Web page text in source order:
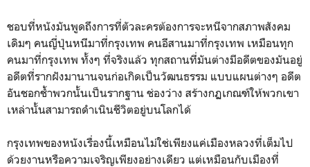
ชอบที่หนังมันพูดถึงการที่ตัวละครต้องการจะหนีจากสภาพสังคม
เดิมๆ คนญี่ปุ่นหนีมาที่กรุงเทพ คนอีสานมาที่กรุงเทพ เหมือนทุก
คนมาที่กรุงเทพ ทั้งๆ ที่จริงแล้ว ทุกสถานที่มันต่างมีอดีตของมันอยู่
อดีตที่รากฝังมานานจนก่อเกิดเป็นวัฒนธรรม แบบแผนต่างๆ อดีต
อันชอกช้ำพวกนั้นเป็นรากฐาน ช่องว่าง สร้างกฏเกณฑ์ให้พวกเขา
เหล่านั้นสามารถดำเนินชีวิตอยู่บนโลกได้
กรุงเทพของหนังเรื่องนี้เหมือนไม่ใช่เพียงแค่เมืองหลวงที่เต็มไป
ด้วยงานหรือความเจริญเพียงอย่างเดียว แต่เหมือนกับเมืองที่